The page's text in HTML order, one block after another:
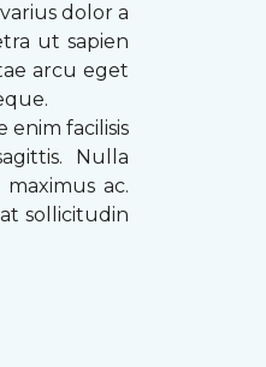
dolor a
ut sapien
arcu eget
facilisis
Nulla
ac.
sollicitudin